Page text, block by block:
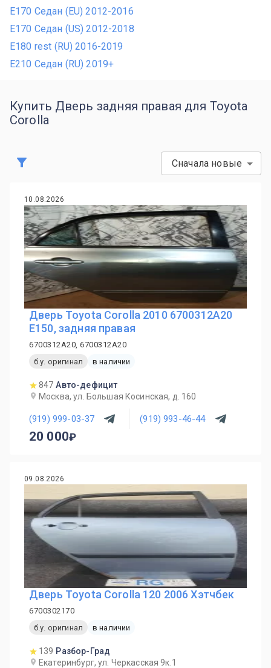
E170 Седан (EU) 2012-2016
E170 Седан (US) 2012-2018
E180 rest (RU) 2016-2019
E210 Седан (RU) 2019+
Купить Дверь задняя правая для Toyota
Corolla
Сначала новые
10.08.2026
Дверь Toyota Corolla 2010 6700312A20
E150, задняя правая
6700312A20, 6700312A20
б.у. оригинал
в наличии
847 Авто-дефицит
Москва, ул. Большая Косинская, д. 160
(919) 999-03-37 (919) 993-46-44
20 000
09.08.2026
Дверь Toyota Corolla 120 2006 Хэтчбек
6700302170
б.у. оригинал
в наличии
139 Разбор-Град
Екатеринбург, ул. Черкасская 9к.1